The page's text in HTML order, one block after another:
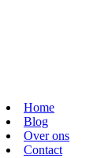
Home
Blog
Over ons
Contact